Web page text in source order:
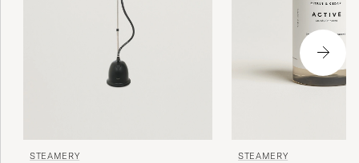
STEAMERY STEAMERY